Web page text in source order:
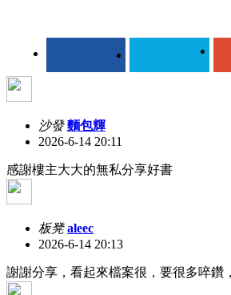
沙發 麵包輝
2026-6-14 20:11
感謝樓主大大的無私分享好書
板凳 aleec
2026-6-14 20:13
謝謝分享，看起來檔案很，要很多啐鑽